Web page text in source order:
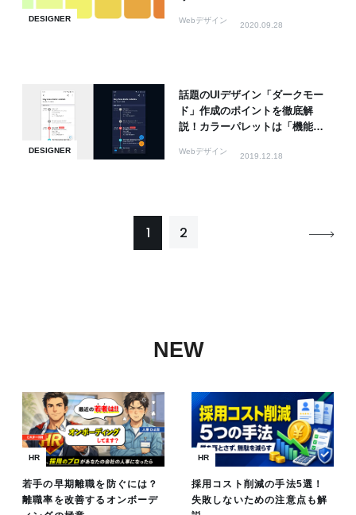
DESIGNER Webデザイン
2020.09.28
DESIGNER
話題のUIデザイン「ダークモー
ド」作成のポイントを徹底解
説！カラーパレットは「機能ご
Webデザイン
2019.12.18
1 2
NEW
HR
若手の早期離職を防ぐには？
離職率を改善するオンボーデ
HR
採用コスト削減の手法5選！
失敗しないための注意点も解